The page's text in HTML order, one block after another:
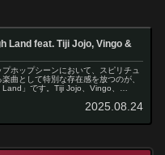
Land feat. Tiji Jojo, Vingo &
ホップシーンにおいて、スピリチュ
曲として特別な存在感を放つのが、
」です。Tiji Jojo、Vingo、
2025.08.24